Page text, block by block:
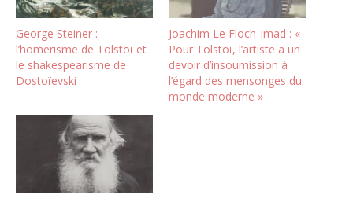
George Steiner :
l’homerisme de Tolstoï et
le shakespearisme de
Dostoïevski
Joachim Le Floch-Imad : «
Pour Tolstoï, l’artiste a un
devoir d’insoumission à
l’égard des mensonges du
monde moderne »